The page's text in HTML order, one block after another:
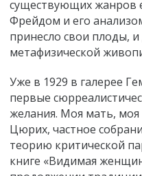
существующих жанров
Фрейдом и его
принесло свои плоды, и
метафизической
Уже в 1929 в галерее
первые
желания. Моя мать,
Цюрих, частное
теорию критической
книге «Видимая